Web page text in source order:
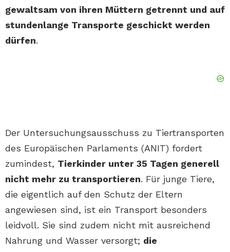
gewaltsam von ihren Müttern getrennt und auf
stundenlange Transporte geschickt werden
dürfen.
Der Untersuchungsausschuss zu Tiertransporten
des Europäischen Parlaments (ANIT) fordert
zumindest, Tierkinder unter 35 Tagen generell
nicht mehr zu transportieren. Für junge Tiere,
die eigentlich auf den Schutz der Eltern
angewiesen sind, ist ein Transport besonders
leidvoll. Sie sind zudem nicht mit ausreichend
Nahrung und Wasser versorgt; die